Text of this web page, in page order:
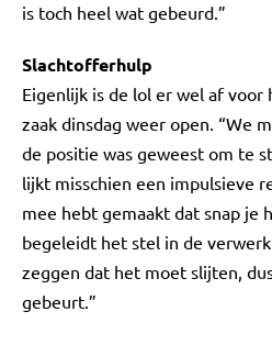
is toch heel wat gebeurd.”
Slachtofferhulp
Eigenlijk is de lol er wel af voor
zaak dinsdag weer open. “We
de positie was geweest om te
lijkt misschien een impulsieve
mee hebt gemaakt dat snap je
begeleidt het stel in de
zeggen dat het moet slijten,
gebeurt.”